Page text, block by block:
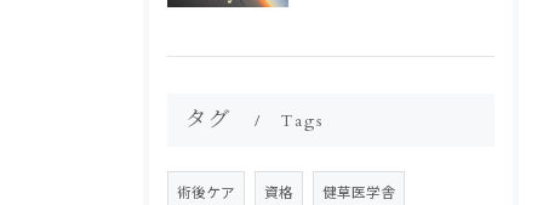
タグ Tags
術後ケア 資格 健草医学舎